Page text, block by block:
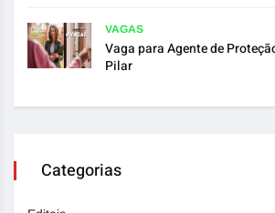
VAGAS
Vaga para Agente de
Pilar
Categorias